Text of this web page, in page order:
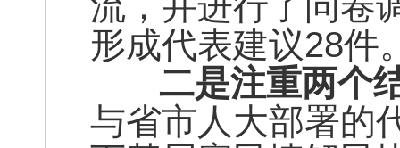
形成代表建议28件
二是注重两个
与省市人大部署的